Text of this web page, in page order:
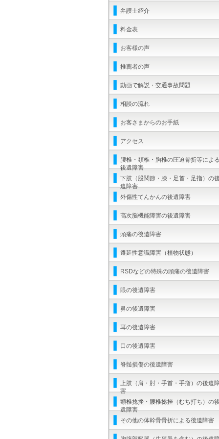
弁護士紹介
料金表
お客様の声
推薦者の声
動画で解説・交通事故問題
相談の流れ
お客さまからのお手紙
アクセス
腰椎・頚椎・胸椎の圧迫骨折等によ
後遺障害
下肢（股関節・膝・足首・足指）の
遺障害
外傷性てんかんの後遺障害
高次脳機能障害の後遺障害
頭痛の後遺障害
遷延性意識障害（植物状態）
RSDなどの特殊の頭痛の後遺障害
眼の後遺障害
鼻の後遺障害
耳の後遺障害
口の後遺障害
脊髄損傷の後遺障害
上肢（肩・肘・手首・手指）の後遺
害
頸椎捻挫・腰椎捻挫（むち打ち）の
遺障害
その他の体幹骨骨折による後遺障害